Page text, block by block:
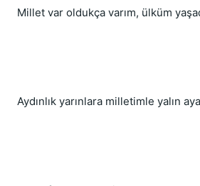
Millet var oldukça varım, ülküm
Aydınlık yarınlara milletimle yalın